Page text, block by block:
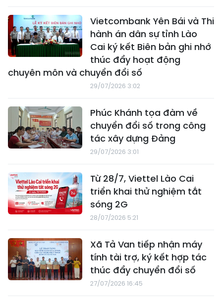
Vietcombank Yên Bái và Thi
hành án dân sự tỉnh Lào
Cai ký kết Biên bản ghi nhớ
thúc đẩy hoạt động
chuyên môn và chuyển đổi số
29/07/2026 3:02
Phúc Khánh tọa đàm về
chuyển đổi số trong công
tác xây dựng Đảng
29/07/2026 3:01
Từ 28/7, Viettel Lào Cai
triển khai thử nghiệm tắt
sóng 2G
28/07/2026 5:21
Xã Tả Van tiếp nhận máy
tính tài trợ, ký kết hợp tác
thúc đẩy chuyển đổi số
27/07/2026 16:45